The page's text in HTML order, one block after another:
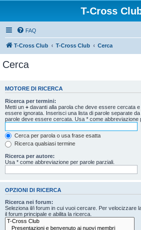
T-Cross
FAQ
T-Cross Club T-Cross Club Cerca
Cerca
MOTORE DI RICERCA
Ricerca per termini:
Metti un + davanti alla parola che deve essere cercata e
essere ignorata. Inserisci una lista di parole separate da
parole deve essere cercata. Usa * come abbreviazione
Cerca per parola o usa frase esatta
Ricerca qualsiasi termine
Ricerca per autore:
Usa * come abbreviazione per parole parziali.
OPZIONI DI RICERCA
Ricerca nei forum:
Seleziona il/i forum in cui vuoi cercare. Per velocizzare
il forum principale e abilita la ricerca.